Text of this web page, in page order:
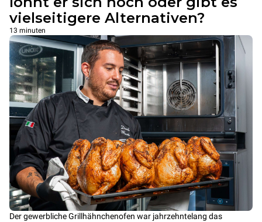
vielseitigere Alternativen?
13 minuten
Der gewerbliche Grillhähnchenofen war jahrzehntelang das